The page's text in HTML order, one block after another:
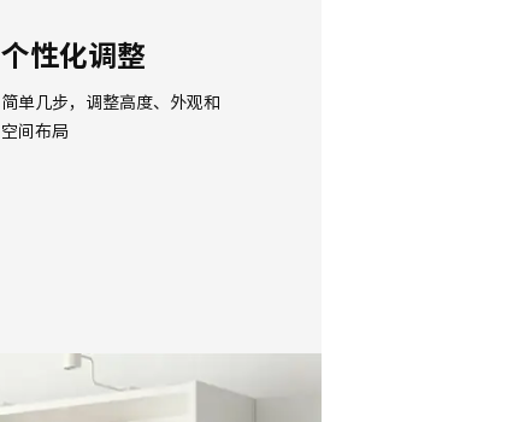
个性化调整
简单几步，调整高度、外观和
空间布局